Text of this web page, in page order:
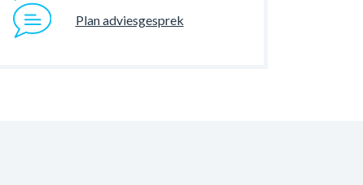
Plan adviesgesprek